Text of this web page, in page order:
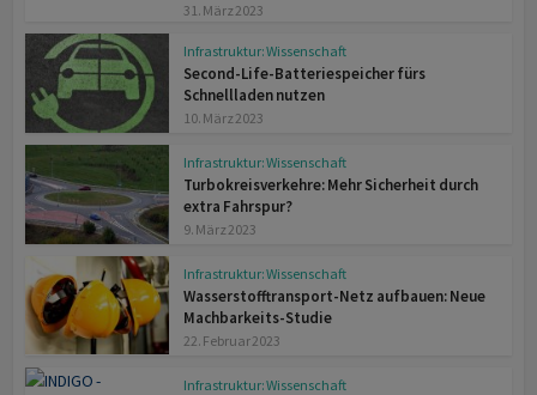
31. März 2023
Infrastruktur: Wissenschaft
Second-Life-Batteriespeicher fürs
Schnellladen nutzen
10. März 2023
Infrastruktur: Wissenschaft
Turbokreisverkehre: Mehr Sicherheit durch
extra Fahrspur?
9. März 2023
Infrastruktur: Wissenschaft
Wasserstofftransport-Netz aufbauen: Neue
Machbarkeits-Studie
22. Februar 2023
Infrastruktur: Wissenschaft